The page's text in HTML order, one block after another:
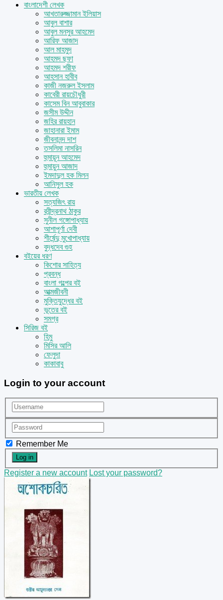
বাংলাদেশী লেখক
আখতারুজ্জামান ইলিয়াস
আবুল বাশার
আবুল মনসুর আহমেদ
আরিফ আজাদ
আল মাহমুদ
আহমদ ছফা
আহমদ শরীফ
আহসান হাবীব
কাজী নজরুল ইসলাম
কাবেরী রায়চৌধুরী
কাসেম বিন আবুবাকার
জসীম উদ্দীন
জহির রায়হান
জাহানারা ইমাম
জীবনানন্দ দাশ
তসলিমা নাসরিন
হুমায়ূন আহমেদ
হুমায়ুন আজাদ
ইমদাদুল হক মিলন
আনিসুল হক
ভারতীয় লেখক
সত্যজিৎ রায়
রবীন্দ্রনাথ ঠাকুর
সুনীল গঙ্গোপাধ্যায়
আশাপূর্ণা দেবী
শীর্ষেন্দু মুখোপাধ্যায়
বুদ্ধদেব গুহ
বইয়ের ধরণ
কিশোর সাহিত্য
প্রবন্ধ
বাংলা গল্পের বই
আত্মজীবনী
মুক্তিযুদ্ধের বই
ভূতের বই
সমগ্র
সিরিজ বই
হিমু
মিসির আলি
ফেলুদা
কাকাবাবু
Login to your account
Remember Me
Register a new account Lost your password?